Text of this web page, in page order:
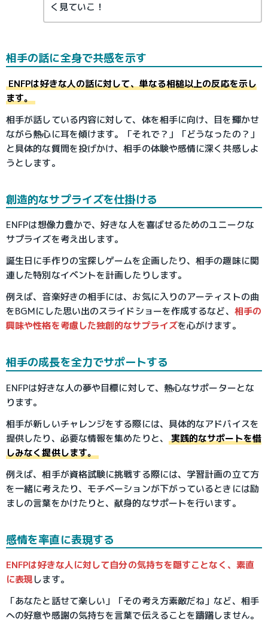
く見ていこ！
相手の話に全身で共感を示す
ENFPは好きな人の話に対して、単なる相槌以上の反応を示し
ます。
相手が話している内容に対して、体を相手に向け、目を輝かせ
ながら熱心に耳を傾けます。「それで？」「どうなったの？」
と具体的な質問を投げかけ、相手の体験や感情に深く共感しよ
うとします。
創造的なサプライズを仕掛ける
ENFPは想像力豊かで、好きな人を喜ばせるためのユニークな
サプライズを考え出します。
誕生日に手作りの宝探しゲームを企画したり、相手の趣味に関
連した特別なイベントを計画したりします。
例えば、音楽好きの相手には、お気に入りのアーティストの曲
をBGMにした思い出のスライドショーを作成するなど、 相手の
興味や性格を考慮した独創的なサプライズを心がけます。
相手の成長を全力でサポートする
ENFPは好きな人の夢や目標に対して、熱心なサポーターとな
ります。
相手が新しいチャレンジをする際には、具体的なアドバイスを
提供したり、必要な情報を集めたりと、
実践的なサポートを惜
しみなく提供します。
例えば、相手が資格試験に挑戦する際には、学習計画の立て方
を一緒に考えたり、モチベーションが下がっているときには励
ましの言葉をかけたりと、献身的なサポートを行います。
感情を率直に表現する
ENFPは好きな人に対して自分の気持ちを隠すことなく、素直
に表現します。
「あなたと話せて楽しい」「その考え方素敵だね」など、相手
への好意や感謝の気持ちを言葉で伝えることを躊躇しません。